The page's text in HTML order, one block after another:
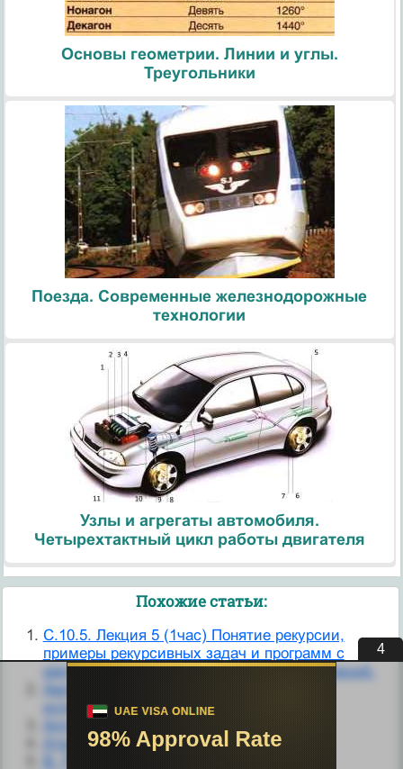
Основы геометрии. Линии и углы.
Треугольники
Поезда. Современные железнодорожные
технологии
Узлы и агрегаты автомобиля.
Четырехтактный цикл работы двигателя
Похожие статьи:
C.10.5. Лекция 5 (1час) Понятие рекурсии,
примеры рекурсивных задач и программ с
рекурсивными вызовами процедур и функций.
Амплитудно-фазовая селекция с
использованием модулирующего диска
Антиоксиданты, прекрасная коллекция
Атрезия множества фолликулов
3